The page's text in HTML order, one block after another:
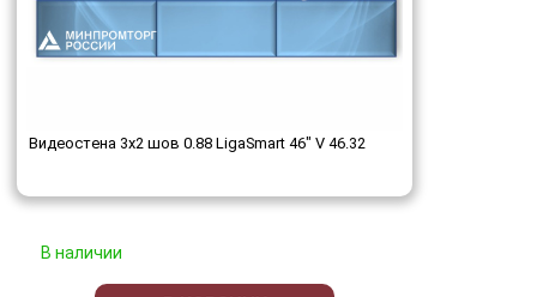
Видеостена 3x2 шов 0.88 LigaSmart 46" V 46.32
В наличии